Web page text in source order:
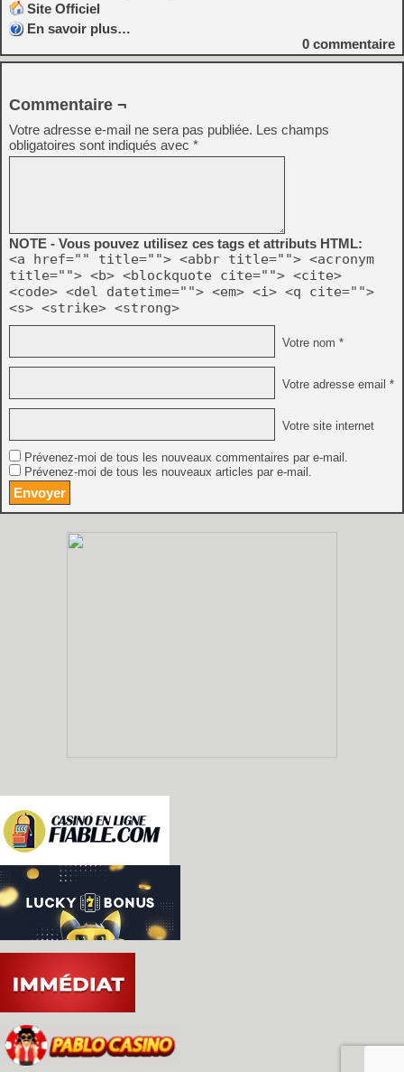
Site Officiel
En savoir plus…
0 commentaire
Commentaire ¬
Votre adresse e-mail ne sera pas publiée. Les champs
obligatoires sont indiqués avec *
NOTE - Vous pouvez utilisez ces tags et attributs HTML:
<a href="" title=""> <abbr title=""> <acronym
title=""> <b> <blockquote cite=""> <cite>
<code> <del datetime=""> <em> <i> <q cite="">
<s> <strike> <strong>
Votre nom *
Votre adresse email *
Votre site internet
Prévenez-moi de tous les nouveaux commentaires par e-mail.
Prévenez-moi de tous les nouveaux articles par e-mail.